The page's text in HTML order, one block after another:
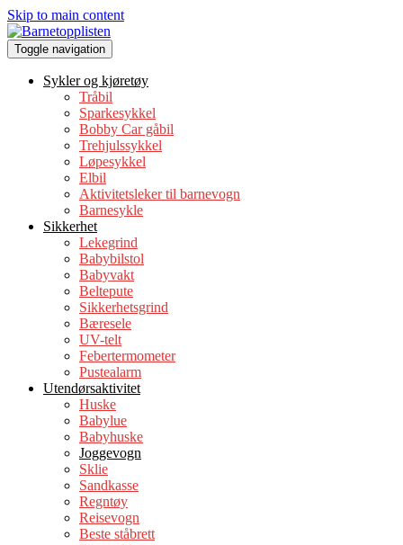
Skip to main content
Toggle navigation
Sykler og kjøretøy
Tråbil
Sparkesykkel
Bobby Car gåbil
Trehjulssykkel
Løpesykkel
Elbil
Aktivitetsleker til barnevogn
Barne­s­yk­le
Sikkerhet
Lekegrind
Babybilstol
Babyvakt
Beltepute
Sikkerhetsgrind
Bæresele
UV-telt
Febertermometer
Pustealarm
Utendørsaktivitet
Huske
Babylue
Babyhuske
Joggevogn
Sklie
Sandkasse
Regntøy
Reisevogn
Beste ståbrett